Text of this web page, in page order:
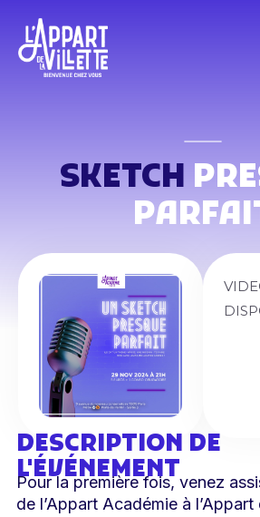
SKETCH
DESCRIPTION DE
L'ÉVÉNEMENT
Pour la première fois, venez
de l’Appart Académie à